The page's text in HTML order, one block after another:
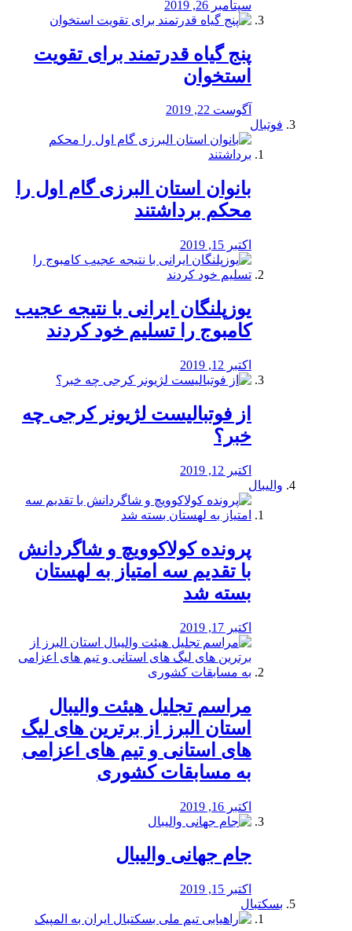
سپتامبر 26, 2019
پنج گیاه قدرتمند برای تقویت
استخوان
آگوست 22, 2019
فوتبال
بانوان استان البرزی گام اول را
محكم برداشتند
اکتبر 15, 2019
یوزپلنگان ایرانی با نتیجه عجیب
کامبوج را تسلیم خود کردند
اکتبر 12, 2019
از فوتبالیست لژیونر کرجی چه
خبر؟
اکتبر 12, 2019
والیبال
پرونده کولاکوویچ و شاگردانش
با تقدیم سه امتیاز به لهستان
بسته شد
اکتبر 17, 2019
مراسم تجلیل هیئت والیبال
استان البرز از برترین های لیگ
های استانی و تیم های اعزامی
به مسابقات کشوری
اکتبر 16, 2019
جام جهانی والیبال
اکتبر 15, 2019
بسکتبال